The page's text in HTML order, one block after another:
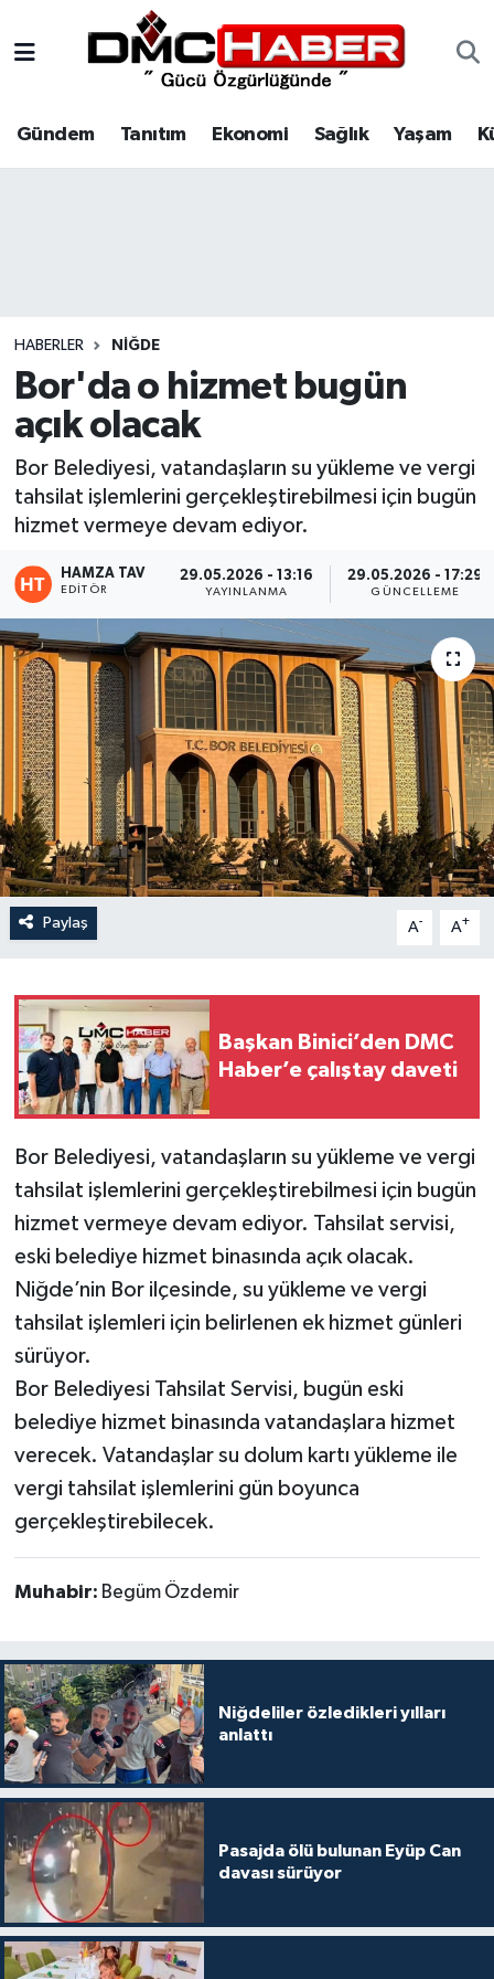
Gündem Tanıtım Ekonomi Sağlık Yaşam
HABERLER NIĞDE
Bor'da o hizmet bugün
açık olacak
Bor Belediyesi, vatandaşların su yükleme ve vergi
tahsilat işlemlerini gerçekleştirebilmesi için bugün
hizmet vermeye devam ediyor.
HAMZA TAV
EDITÖR
29.05.2026 - 13:16
YAYINLANMA
29.05.2026 - 17:29
GÜNCELLEME
Paylaş A- A+
Başkan Binici’den DMC
Haber’e çalıştay daveti
Bor Belediyesi, vatandaşların su yükleme ve vergi
tahsilat işlemlerini gerçekleştirebilmesi için bugün
hizmet vermeye devam ediyor. Tahsilat servisi,
eski belediye hizmet binasında açık olacak.
Niğde’nin Bor ilçesinde, su yükleme ve vergi
tahsilat işlemleri için belirlenen ek hizmet günleri
sürüyor.
Bor Belediyesi Tahsilat Servisi, bugün eski
belediye hizmet binasında vatandaşlara hizmet
verecek. Vatandaşlar su dolum kartı yükleme ile
vergi tahsilat işlemlerini gün boyunca
gerçekleştirebilecek.
Muhabir: Begüm Özdemir
Niğdeliler özledikleri yılları
anlattı
Pasajda ölü bulunan Eyüp Can
davası sürüyor
Tanıtım
Spor
Siyaset
Eğitim
Teknoloji
Asayiş
Resmi İlan
Nöbetçi Eczaneler
Hava Durumu
Haber Arşivi